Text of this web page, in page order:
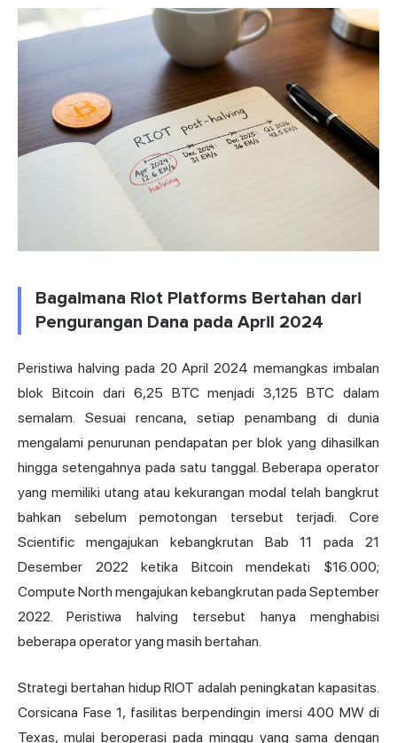
Bagaimana Riot Platforms Bertahan dari
Pengurangan Dana pada April 2024
Peristiwa halving pada 20 April 2024 memangkas imbalan
blok Bitcoin dari 6,25 BTC menjadi 3,125 BTC dalam
semalam. Sesuai rencana, setiap penambang di dunia
mengalami penurunan pendapatan per blok yang dihasilkan
hingga setengahnya pada satu tanggal. Beberapa operator
yang memiliki utang atau kekurangan modal telah bangkrut
bahkan sebelum pemotongan tersebut terjadi. Core
Scientific mengajukan kebangkrutan Bab 11 pada 21
Desember 2022 ketika Bitcoin mendekati $16.000;
Compute North mengajukan kebangkrutan pada September
2022. Peristiwa halving tersebut hanya menghabisi
beberapa operator yang masih bertahan.
Strategi bertahan hidup RIOT adalah peningkatan kapasitas.
Corsicana Fase 1, fasilitas berpendingin imersi 400 MW di
Texas, mulai beroperasi pada minggu yang sama dengan